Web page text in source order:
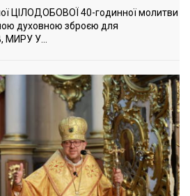
ЦІЛОДОБОВОЇ 40-годинної молитви
духовною зброєю для
МИРУ У...